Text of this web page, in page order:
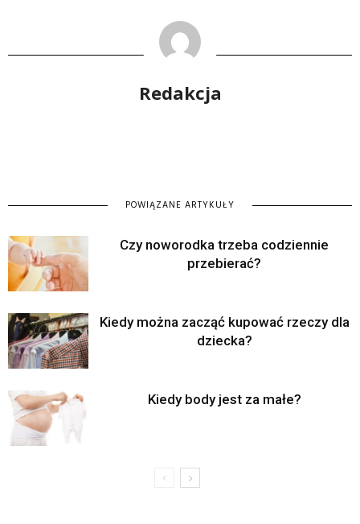
Redakcja
POWIĄZANE ARTYKUŁY
Czy noworodka trzeba codziennie
przebierać?
Kiedy można zacząć kupować rzeczy dla
dziecka?
Kiedy body jest za małe?